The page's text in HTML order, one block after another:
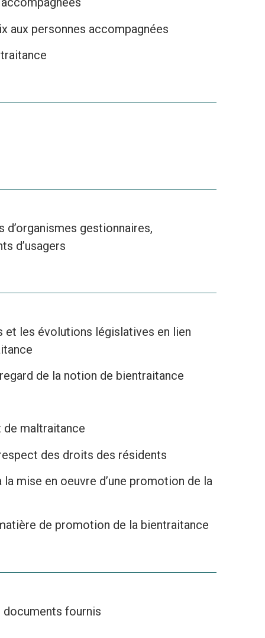
aux personnes accompagnées
d’organismes gestionnaires,
d’usagers
les évolutions législatives en lien
de la notion de bientraitance
maltraitance
des droits des résidents
mise en oeuvre d’une promotion de la
de promotion de la bientraitance
fournis